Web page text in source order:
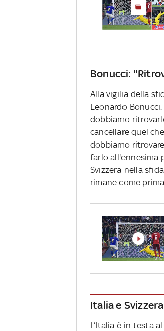
Bonucci:
Alla vigilia della
Leonardo
dobbiamo
cancellare quel
dobbiamo
farlo all'ennesima
Svizzera nella
rimane come
Italia e
L’Italia è in testa